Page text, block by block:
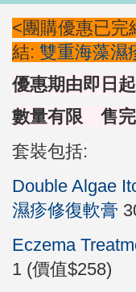
<團購優惠已完
結: 雙重海藻濕
優惠期由即日起
數量有限 售
套裝包括:
Double Algae
濕疹修復軟膏
Eczema
1 (價值$258)